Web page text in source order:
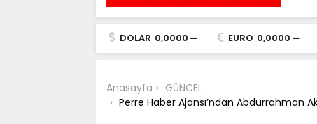
DOLAR 0,0000 EURO 0,0000
Anasayfa
GÜNCEL
Perre Haber Ajansı’ndan Abdurrahman